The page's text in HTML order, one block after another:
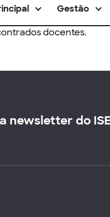
Gestão
docentes.
newsletter do